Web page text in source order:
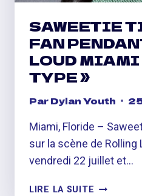
SAWEETIE
FAN
LOUD MIAMI
TYPE »
ParDylan Youth
Miami, Floride –
sur la scène de Rolling
vendredi 22 juillet et…
LIRE LA SUITE SAWEETIE